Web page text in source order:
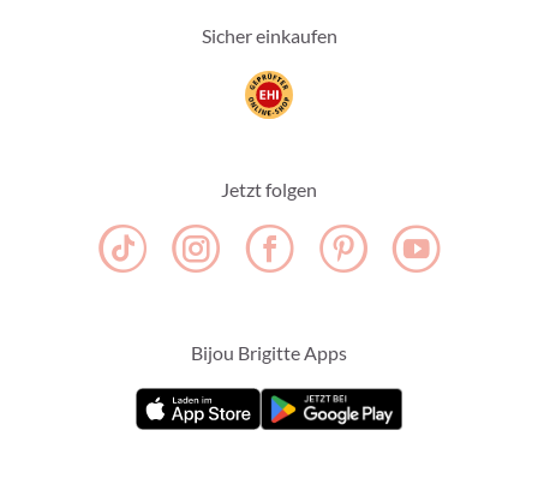
Sicher einkaufen
Jetzt folgen
Bijou Brigitte Apps